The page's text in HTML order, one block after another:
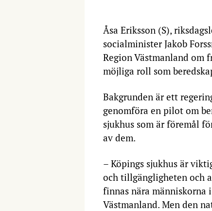
Åsa Eriksson (S),
socialminister Jakob
Region Västmanland om
möjliga roll som
Bakgrunden är ett
genomföra en pilot om
sjukhus som är föremål
av dem.
– Köpings sjukhus är
och tillgängligheten och
finnas nära människorna
Västmanland. Men den